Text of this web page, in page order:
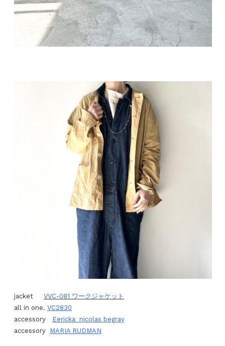
jacket VVC-081 ワークジャケット
all in one. VC2830
accessory
Eericka nicolas begray
accessory
MARIA RUDMAN